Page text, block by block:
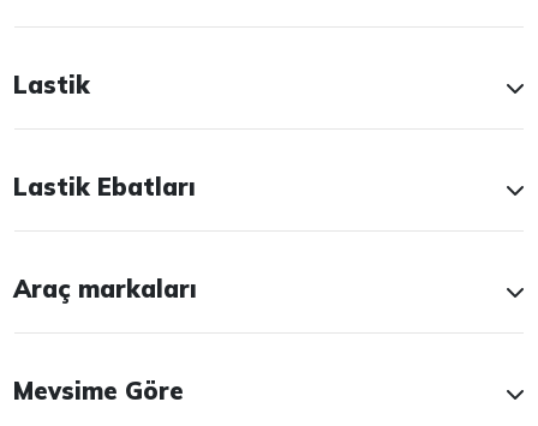
Lastik
Lastik Ebatları
Araç markaları
Mevsime Göre